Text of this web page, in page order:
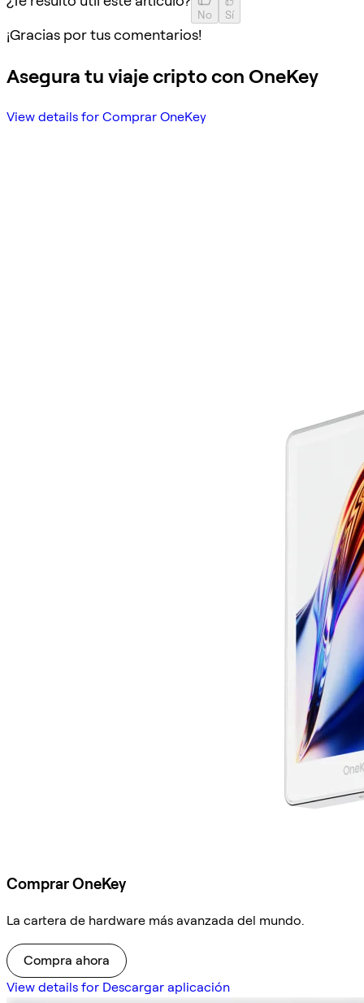
No Sí
¡Gracias por tus comentarios!
Asegura tu viaje cripto con OneKey
View details for Comprar OneKey
Comprar OneKey
La cartera de hardware más avanzada del mundo.
Compra ahora
View details for Descargar aplicación